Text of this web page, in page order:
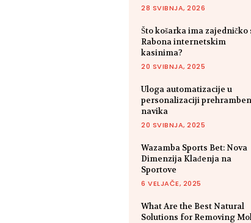
28 SVIBNJA, 2026
Što košarka ima zajedničko
Rabona internetskim
kasinima?
20 SVIBNJA, 2025
Uloga automatizacije u
personalizaciji
navika
20 SVIBNJA, 2025
Wazamba Sports Bet: Nova
Dimenzija Klađenja na
Sportove
6 VELJAČE, 2025
What Are the Best Natural
Solutions for Removing